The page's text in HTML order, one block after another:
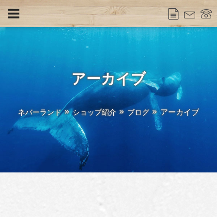
アーカイブ
ネバーランド ショップ紹介 ブログ アーカイブ